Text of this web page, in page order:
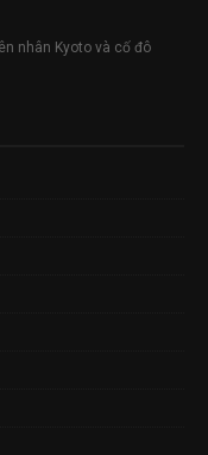
nhân Kyoto và cố đô